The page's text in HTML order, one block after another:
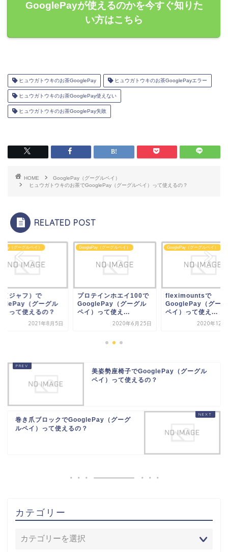
GooglePayが使えるのかを今すぐ知りた
い方はこちら
ヒュウガトウキのお茶GooglePay ヒュウガトウキのお茶GooglePayエラー
ヒュウガトウキのお茶GooglePay使えない
ヒュウガトウキのお茶GooglePay失敗
HOME
GooglePay（グーグルペイ）
ヒュウガトウキのお茶でGooglePay（グーグルペイ）って使えるの？
RELATED POST
（グーグルペイ）
ロテインホエイ100で
（グーグル
イ）って使え...
2020年6月25日
GooglePay（グーグルペイ）
fleximountsで
GooglePay（グーグル
ペイ）って使え...
2020年12月22日
GooglePay（グーグルペイ）
JAF（ジャフ）で
GooglePay（グ
ペイ）って使える
2021
美姿勢座椅子でGooglePay（グーグル
ペイ）って使えるの？
巻き爪ブロックでGooglePay（グーグ
ルペイ）って使えるの？
カテゴリー